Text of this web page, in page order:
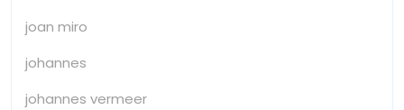
joan miro
johannes
johannes vermeer